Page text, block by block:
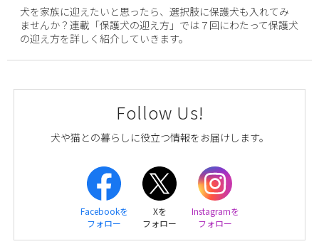
犬を家族に迎えたいと思ったら、選択肢に保護犬も入れてみ
ませんか？連載「保護犬の迎え方」では７回にわたって保護犬
の迎え方を詳しく紹介していきます。
Follow Us!
犬や猫との暮らしに役立つ情報をお届けします。
Facebookを
フォロー
Xを
フォロー
Instagramを
フォロー